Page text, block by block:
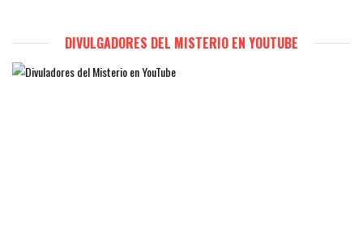
DIVULGADORES DEL MISTERIO EN YOUTUBE